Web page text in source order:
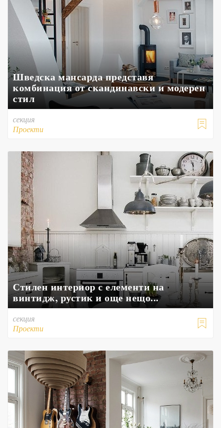
Шведска мансарда представя
комбинация от скандинавски и модерен
стил

секция
Проекти
Стилен интериор с елементи на
винтидж, рустик и още нещо...

секция
Проекти